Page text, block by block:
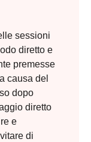
sessioni
diretto e
premesse
causa del
dopo
diretto
e
di